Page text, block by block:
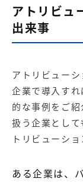
Web広告サービ
【塾・個別塾業界
商圏ねらいうち
Web制作の製品
WEBプラス
アトリビュ
出来事
アトリビュー
企業で導入す
的な事例をご
扱う企業とし
トリビューシ
ある企業は、